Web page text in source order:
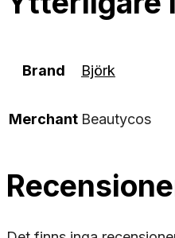
Brand Björk
Merchant Beautycos